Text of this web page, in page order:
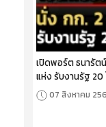
เปิดพอร์ต ธนารัต
แห่ง รับงานรัฐ 20
07 สิงหาคม